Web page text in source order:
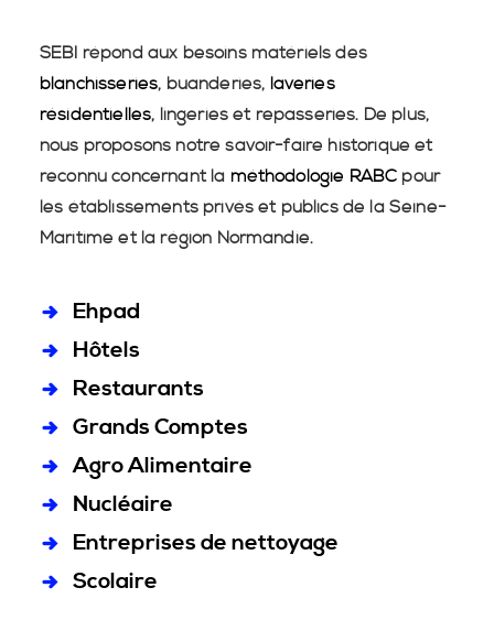
SEBI répond aux besoins matériels des
blanchisseries, buanderies, laveries
résidentielles, lingeries et repasseries. De plus,
nous proposons notre savoir-faire historique et
reconnu concernant la méthodologie RABC pour
les établissements privés et publics de la Seine-
Maritime et la région Normandie.
Ehpad
Hôtels
Restaurants
Grands Comptes
Agro Alimentaire
Nucléaire
Entreprises de nettoyage
Scolaire